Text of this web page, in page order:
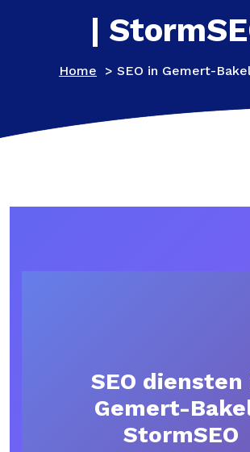
|
Home > SEO in Gemert-
SEO diensten
Gemert-
StormSEO